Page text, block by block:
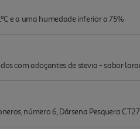
e a uma humedade inferior a 75%
com adoçantes de stevia - sabor
número 6, Dársena Pesquera